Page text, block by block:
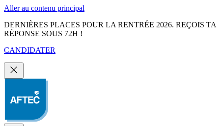
Aller au contenu principal
DERNIÈRES PLACES POUR LA RENTRÉE 2026. REÇOIS TA
RÉPONSE SOUS 72H !
CANDIDATER